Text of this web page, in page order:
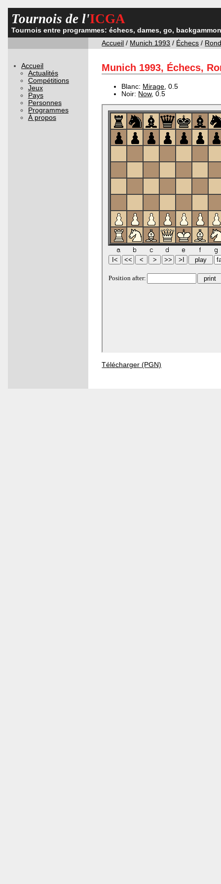
Tournois de l'ICGA
Tournois entre programmes: échecs, dames, go,
Accueil / Munich 1993 / Échecs /
Accueil
Actualités
Compétitions
Jeux
Pays
Personnes
Programmes
À propos
Munich 1993, Échecs,
Blanc: Mirage , 0.5
Noir: Now, 0.5
Télécharger (PGN)